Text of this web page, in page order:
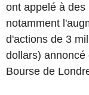
ont appelé à des
notamment
d'actions de 3
dollars) annoncé
Bourse de